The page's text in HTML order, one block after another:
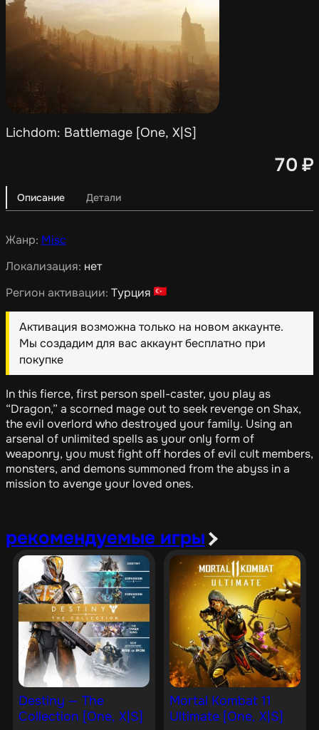
Lichdom: Battlemage [One, X|S]
70 ₽
Описание Детали
Жанр: Misc
Локализация: нет
Регион активации: Турция
Активация возможна только на новом аккаунте.
Мы создадим для вас аккаунт бесплатно при
покупке
In this fierce, first person spell-caster, you play as
“Dragon,” a scorned mage out to seek revenge on Shax,
the evil overlord who destroyed your family. Using an
arsenal of unlimited spells as your only form of
weaponry, you must fight off hordes of evil cult members,
monsters, and demons summoned from the abyss in a
mission to avenge your loved ones.
рекомендуемые игры
Destiny — The
Collection [One, X|S]
Mortal Kombat 11
Ultimate [One, X|S]